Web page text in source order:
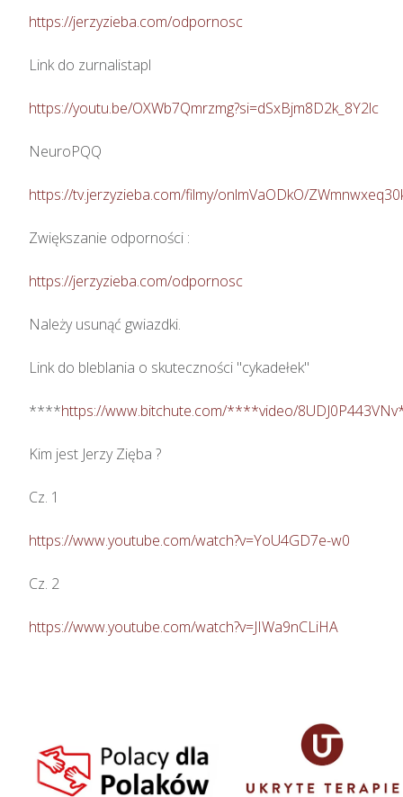
https://jerzyzieba.com/odpornosc
Link do zurnalistapl
https://youtu.be/OXWb7Qmrzmg?si=dSxBjm8D2k_8Y2lc
NeuroPQQ
https://tv.jerzyzieba.com/filmy/onlmVaODkO/
Zwiększanie odporności :
https://jerzyzieba.com/odpornosc
Należy usunąć gwiazdki.
Link do bleblania o skuteczności "cykadełek"
****https://www.bitchute.com/****video/
Kim jest Jerzy Zięba ?
Cz. 1
https://www.youtube.com/watch?v=YoU4GD7e-w0
Cz. 2
https://www.youtube.com/watch?v=JIWa9nCLiHA